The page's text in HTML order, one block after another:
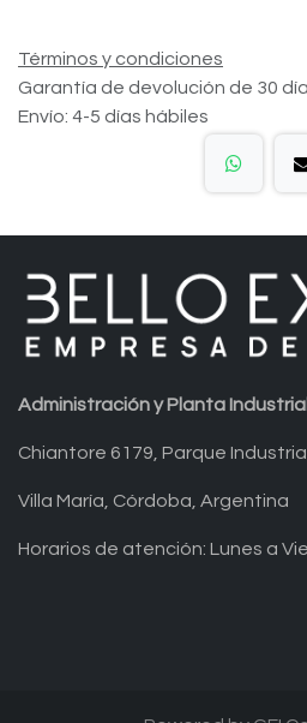
Términos y condiciones
Garantía de devolución de 30
Envío: 4-5 días hábiles
Administración y Planta Industrial
Chiantore 6179, Parque Industrial
Villa María, Córdoba, Argentina
Horarios de atención: Lunes a